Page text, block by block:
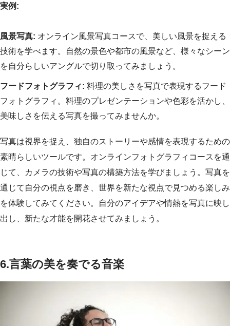
実例:
風景写真: オンライン風景写真コースで、美しい風景を捉える
技術を学べます。自然の景色や都市の風景など、様々なシーン
を自分らしいアングルで切り取ってみましょう。
フードフォトグラフィ: 料理の美しさを写真で表現するフード
フォトグラフィ。料理のプレゼンテーションや色彩を活かし、
美味しさを伝える写真を撮ってみませんか。
写真は視界を捉え、独自のストーリーや感情を表現するための
素晴らしいツールです。オンラインフォトグラフィコースを通
じて、カメラの技術や写真の構築方法を学びましょう。写真を
通じて自分の視点を磨き、世界を新たな視点で見つめる楽しみ
を体験してみてください。自分のアイデアや情熱を写真に映し
出し、新たな才能を開花させてみましょう。
6.言葉の美を奏でる音楽